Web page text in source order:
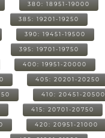
380: 18951-19000
385: 19201-19250
390: 19451-19500
395: 19701-19750
400: 19951-20000
405: 20201-20250
410: 20451-20500
415: 20701-20750
420: 20951-21000